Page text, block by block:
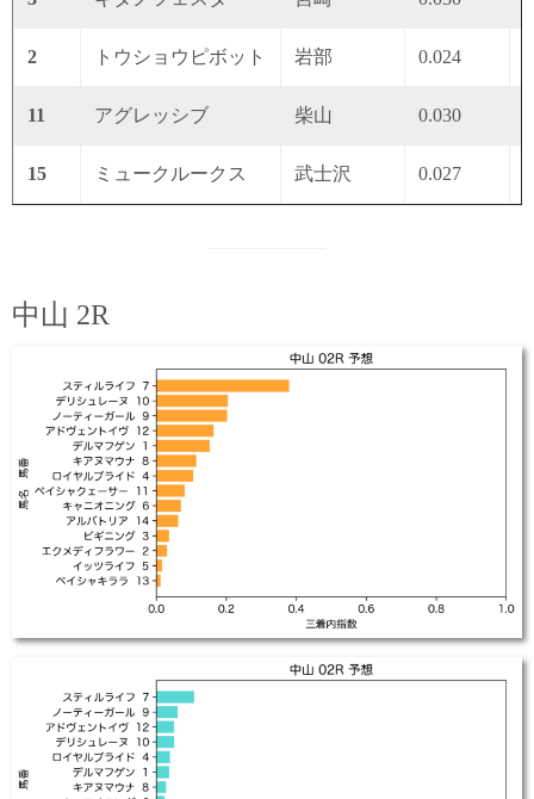
2 トウショウピボット 岩部 0.024
11 アグレッシブ 柴山 0.030
15 ミュークルークス 武士沢 0.027
中山 2R